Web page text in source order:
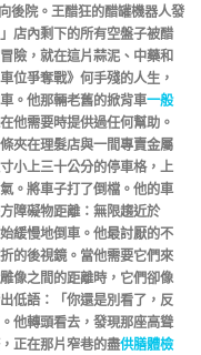
後院。王醋狂的醋罐機器人發
店內剩下的所有空盤子被醋
險，就在這片蒜泥、中藥和
位爭奪戰》何手殘的人生，
。他那輛老舊的掀背車一般
他需要時提供過任何幫助。
夾在理髮店與一間專賣金屬
小上三十公分的停車格，上
。將車子打了倒檔。他的車
障礙物距離：無限趨近於
緩慢地倒車。他最討厭的不
的後視鏡。當他需要它們來
像之間的距離時，它們卻像
低語：「你還是別看了，反
他轉頭看去，發現那座高聳
正在那片窄巷的盡供膳體檢